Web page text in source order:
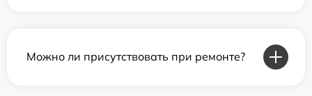
Можно ли присутствовать при ремонте?